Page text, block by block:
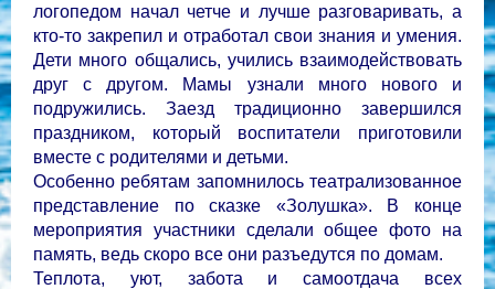
логопедом начал четче и лучше разговаривать, а
кто-то закрепил и отработал свои знания и умения.
Дети много общались, учились взаимодействовать
друг с другом. Мамы узнали много нового и
подружились. Заезд традиционно завершился
праздником, который воспитатели приготовили
вместе с родителями и детьми.
Особенно ребятам запомнилось театрализованное
представление по сказке «Золушка». В конце
мероприятия участники сделали общее фото на
память, ведь скоро все они разъедутся по домам.
Теплота, уют, забота и самоотдача всех